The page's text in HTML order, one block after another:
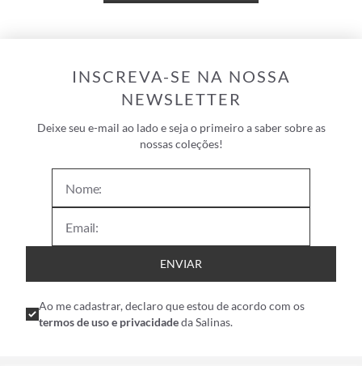
INSCREVA-SE NA NOSSA
NEWSLETTER
Deixe seu e-mail ao lado e seja o primeiro a saber sobre as
nossas coleções!
ENVIAR
Ao me cadastrar, declaro que estou de acordo com os
termos de uso e privacidadeda Salinas.